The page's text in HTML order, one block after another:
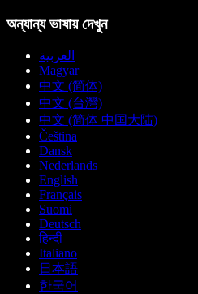
অন্যান্য ভাষায় দেখুন
العربية
Magyar
中文 (简体)
中文 (台灣)
中文 (简体 中国大陆)
Čeština
Dansk
Nederlands
English
Français
Suomi
Deutsch
हिन्दी
Italiano
日本語
한국어